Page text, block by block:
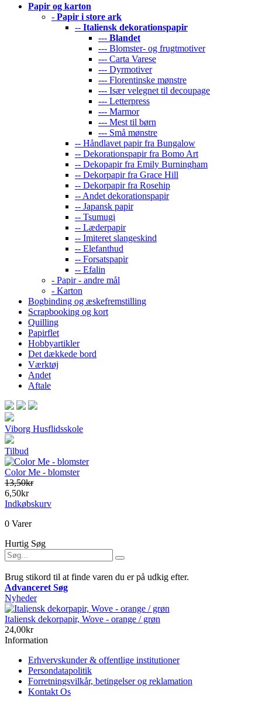
Papir og karton
- Papir i store ark
-- Italiensk dekorationspapir
--- Blandet
--- Blomster- og frugtmotiver
--- Carta Varese
--- Dyrmotiver
--- Florentinske mønstre
--- Især velegnet til decoupage
--- Letterpress
--- Marmor
--- Mest til børn
--- Små mønstre
-- Håndlavet papir fra Bungalow
-- Dekorationspapir fra Bomo Art
-- Dekopapir fra Emily Burningham
-- Dekorpapir fra Grace Hill
-- Dekorpapir fra Rosehip
-- Andet dekorationspapir
-- Japansk papir
-- Tsumugi
-- Læderpapir
-- Imiteret slangeskind
-- Elefanthud
-- Forsatspapir
-- Efalin
- Papir - andre mål
- Karton
Bogbinding og æskefremstilling
Scrapbooking og kort
Quilling
Papirflet
Hobbyartikler
Det dækkede bord
Værktøj
Andet
Aftale
Viborg Husflidsskole
Tilbud
Color Me - blomster
13,50kr
6,50kr
Indkøbskurv
0 Varer
Hurtig Søg
Brug stikord til at finde varen du er på udkig efter.
Advanceret Søg
Nyheder
Italiensk dekorpapir, Wove - orange / grøn
24,00kr
Information
Erhvervskunder & offentlige institutioner
Persondatapolitik
Forretningsvilkår, betingelser og reklamation
Kontakt Os